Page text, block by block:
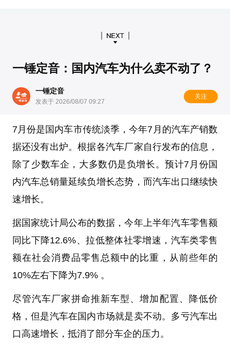
一锤定音：国内汽车为什么卖不动了？
一锤定音
发表于 2026/08/07 09:27
关注
7月份是国内车市传统淡季，今年7月的汽车产销数
据还没有出炉。根据各汽车厂家自行发布的信息，
除了少数车企，大多数仍是负增长。预计7月份国
内汽车总销量延续负增长态势，而汽车出口继续快
速增长。
据国家统计局公布的数据，今年上半年汽车零售额
同比下降12.6%、拉低整体社零增速，汽车类零售
额在社会消费品零售总额中的比重，从前些年的
10%左右下降为7.9% 。
尽管汽车厂家拼命推新车型、增加配置、降低价
格，但是汽车在国内市场就是卖不动。多亏汽车出
口高速增长，抵消了部分车企的压力。